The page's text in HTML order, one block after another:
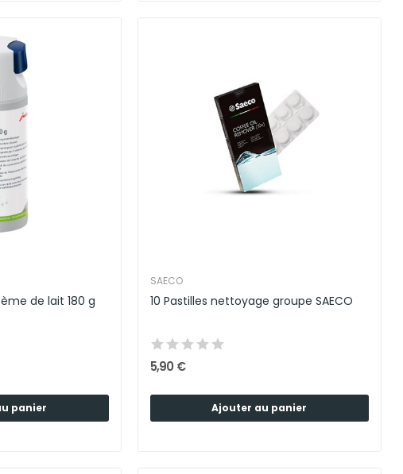
Détergent pour système de lait 180 g
panier
SAECO
10 Pastilles nettoyage groupe SAECO
5,90 €
Ajouter au panier